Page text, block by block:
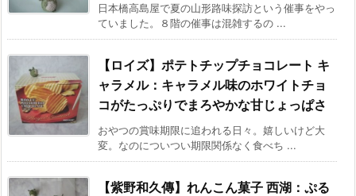
日本橋高島屋で夏の山形路味探訪という催事をやっ
ていました。８階の催事は混雑するの ...
【ロイズ】ポテトチップチョコレート キ
ャラメル：キャラメル味のホワイトチョ
コがたっぷりでまろやかな甘じょっぱさ
おやつの賞味期限に追われる日々。嬉しいけど大
変。なのについつい期限関係なく食べち ...
【紫野和久傳】れんこん菓子 西湖：ぷる